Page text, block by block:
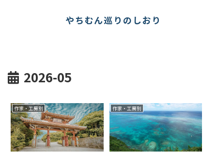
やちむん巡りのしおり
2026-05
作家・工房別 作家・工房別